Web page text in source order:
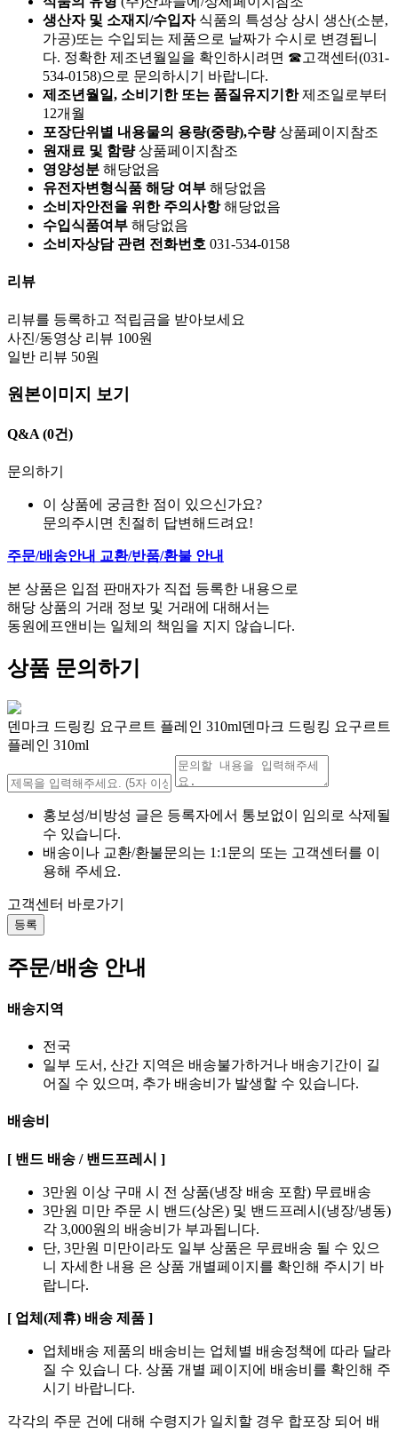
식품의 유형 (주)산과들에/상세페이지참조
생산자 및 소재지/수입자 식품의 특성상 상시 생산(소분,
가공)또는 수입되는 제품으로 날짜가 수시로 변경됩니
다. 정확한 제조년월일을 확인하시려면 ☎고객센터(031-
534-0158)으로 문의하시기 바랍니다.
제조년월일, 소비기한 또는 품질유지기한 제조일로부터
12개월
포장단위별 내용물의 용량(중량),수량 상품페이지참조
원재료 및 함량 상품페이지참조
영양성분 해당없음
유전자변형식품 해당 여부 해당없음
소비자안전을 위한 주의사항 해당없음
수입식품여부 해당없음
소비자상담 관련 전화번호 031-534-0158
리뷰
리뷰를 등록하고 적립금을 받아보세요
사진/동영상 리뷰 100원
일반 리뷰 50원
원본이미지 보기
Q&A(0건)
문의하기
이 상품에 궁금한 점이 있으신가요?
문의주시면 친절히 답변해드려요!
주문/배송안내 교환/반품/환불 안내
본 상품은 입점 판매자가 직접 등록한 내용으로
해당 상품의 거래 정보 및 거래에 대해서는
동원에프앤비는 일체의 책임을 지지 않습니다.
상품 문의하기
덴마크 드링킹 요구르트 플레인 310ml덴마크 드링킹 요구르트
플레인 310ml
홍보성/비방성 글은 등록자에서 통보없이 임의로 삭제될
수 있습니다.
배송이나 교환/환불문의는 1:1문의 또는 고객센터를 이
용해 주세요.
고객센터 바로가기
등록
주문/배송 안내
배송지역
전국
일부 도서, 산간 지역은 배송불가하거나 배송기간이 길
어질 수 있으며, 추가 배송비가 발생할 수 있습니다.
배송비
[ 밴드 배송 / 밴드프레시 ]
3만원 이상 구매 시 전 상품(냉장 배송 포함) 무료배송
3만원 미만 주문 시 밴드(상온) 및 밴드프레시(냉장/냉동)
각 3,000원의 배송비가 부과됩니다.
단, 3만원 미만이라도 일부 상품은 무료배송 될 수 있으
니 자세한 내용 은 상품 개별페이지를 확인해 주시기 바
랍니다.
[ 업체(제휴) 배송 제품 ]
업체배송 제품의 배송비는 업체별 배송정책에 따라 달라
질 수 있습니 다. 상품 개별 페이지에 배송비를 확인해 주
시기 바랍니다.
각각의 주문 건에 대해 수령지가 일치할 경우 합포장 되어 배